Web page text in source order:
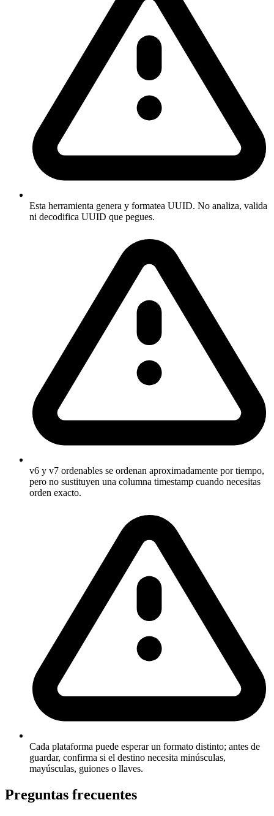
Esta herramienta genera y formatea UUID. No analiza, valida
ni decodifica UUID que pegues.
v6 y v7 ordenables se ordenan aproximadamente por tiempo,
pero no sustituyen una columna timestamp cuando necesitas
orden exacto.
Cada plataforma puede esperar un formato distinto; antes de
guardar, confirma si el destino necesita minúsculas,
mayúsculas, guiones o llaves.
Preguntas frecuentes